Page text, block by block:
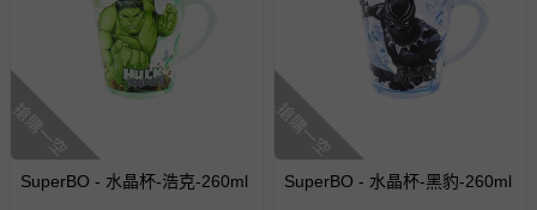
搶購一空
SuperBO - 水晶杯-浩克-260ml
搶購一空
SuperBO - 水晶杯-黑豹-260ml